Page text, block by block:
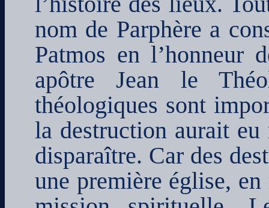
nom de Parphère a
Patmos en l’honneur
apôtre Jean le
théologiques sont
la destruction aurait
disparaître. Car des
une première église,